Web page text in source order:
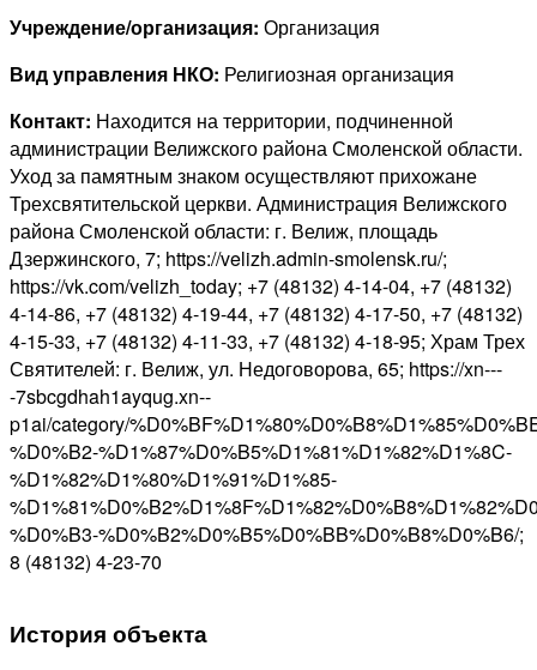
Учреждение/организация: Организация
Вид управления НКО: Религиозная организация
Контакт: Находится на территории, подчиненной
администрации Велижского района Смоленской области.
Уход за памятным знаком осуществляют прихожане
Трехсвятительской церкви. Администрация Велижского
района Смоленской области: г. Велиж, площадь
Дзержинского, 7; https://velizh.admin-smolensk.ru/;
https://vk.com/velizh_today; +7 (48132) 4-14-04, +7 (48132)
4-14-86, +7 (48132) 4-19-44, +7 (48132) 4-17-50, +7 (48132)
4-15-33, +7 (48132) 4-11-33, +7 (48132) 4-18-95; Храм Трех
Святителей: г. Велиж, ул. Недоговорова, 65; https://xn---
-7sbcgdhah1ayqug.xn--
p1ai/category/
%D0%B2-%D1%87%D0%B5%D1%81%D1%82%D1%8C-
%D1%82%D1%80%D1%91%D1%85-
%D0%B3-%D0%B2%D0%B5%D0%BB%D0%B8%D0%B6/;
8 (48132) 4-23-70
История объекта